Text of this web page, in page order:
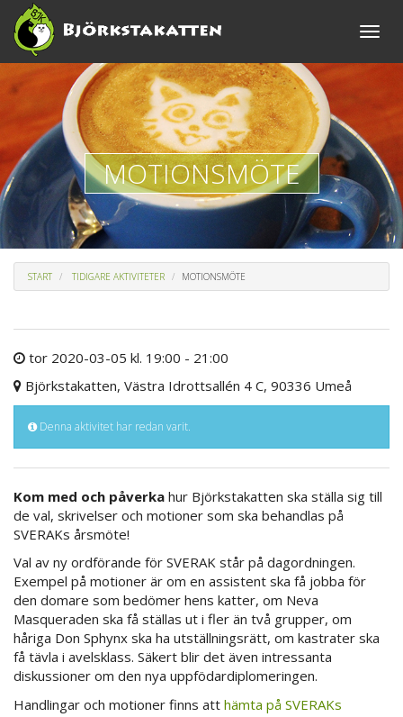
Toggle
MOTIONSMÖTE
START TIDIGARE AKTIVITETER MOTIONSMÖTE
tor 2020-03-05 kl. 19:00 - 21:00
Björkstakatten, Västra Idrottsallén 4 C, 90336 Umeå
Denna aktivitet har redan varit.
Kom med och påverka hur Björkstakatten ska ställa sig till
de val, skrivelser och motioner som ska behandlas på
SVERAKs årsmöte!
Val av ny ordförande för SVERAK står på dagordningen.
Exempel på motioner är om en assistent ska få jobba för
den domare som bedömer hens katter, om Neva
Masqueraden ska få ställas ut i fler än två grupper, om
håriga Don Sphynx ska ha utställningsrätt, om kastrater ska
få tävla i avelsklass. Säkert blir det även intressanta
diskussioner om den nya uppfödardiplomeringen.
Handlingar och motioner finns att hämta på SVERAKs